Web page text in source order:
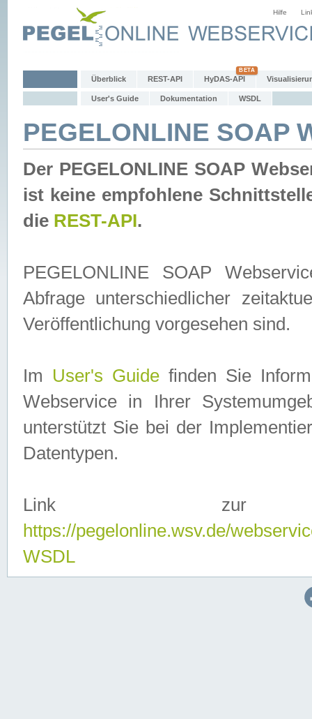
Hilfe
Überblick REST-API HyDAS-API
User's Guide Dokumentation WSDL
PEGELONLINE SOAP
Der PEGELONLINE SOAP
ist keine empfohlene
die REST-API.
PEGELONLINE SOAP
Abfrage unterschiedlicher
Veröffentlichung vorgesehen sind.
Im User's Guidefinden Sie
Webservice in Ihrer
unterstützt Sie bei der
Datentypen.
Link zur
https://pegelonline.wsv.de/
WSDL